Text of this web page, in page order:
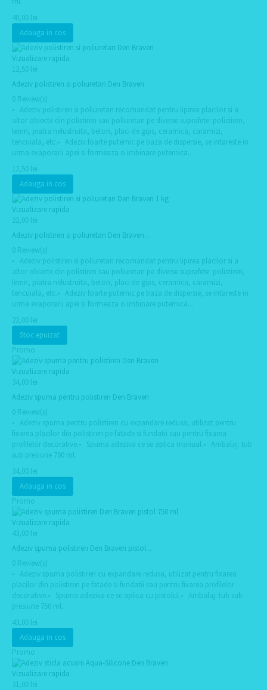
48,00 lei
Adauga in cos
Vizualizare rapida
12,50 lei
Adeziv polistiren si poliuretan Den Braven
0 Review(s)
• Adeziv polistiren si poliuretan recomandat pentru lipirea placilor si a
altor obiecte din polistiren sau poliuretan pe diverse suprafete: polistiren,
lemn, piatra nelustruita, beton, placi de gips, ceramica, caramizi,
tencuiala, etc.• Adeziv foarte puternic pe baza de dispersie, se intareste in
urma evaporarii apei si formeaza o imbinare puternica...
12,50 lei
Adauga in cos
Vizualizare rapida
22,00 lei
Adeziv polistiren si poliuretan Den Braven...
0 Review(s)
• Adeziv polistiren si poliuretan recomandat pentru lipirea placilor si a
altor obiecte din polistiren sau poliuretan pe diverse suprafete: polistiren,
lemn, piatra nelustruita, beton, placi de gips, ceramica, caramizi,
tencuiala, etc.• Adeziv foarte puternic pe baza de dispersie, se intareste in
urma evaporarii apei si formeaza o imbinare puternica...
22,00 lei
Stoc epuizat
Promo
Vizualizare rapida
34,00 lei
Adeziv spuma pentru polistiren Den Braven
0 Review(s)
• Adeziv spuma pentru polistiren cu expandare redusa, utilizat pentru
fixarea placilor din polistiren pe fatade si fundatii sau pentru fixarea
profilelor decorative.• Spuma adeziva ce se aplica manual.• Ambalaj: tub
sub presiune 700 ml.
34,00 lei
Adauga in cos
Promo
Vizualizare rapida
43,00 lei
Adeziv spuma polistiren Den Braven pistol...
0 Review(s)
• Adeziv spuma polistiren cu expandare redusa, utilizat pentru fixarea
placilor din polistiren pe fatade si fundatii sau pentru fixarea profilelor
decorative.• Spuma adeziva ce se aplica cu pistolul.• Ambalaj: tub sub
presiune 750 ml.
43,00 lei
Adauga in cos
Promo
Vizualizare rapida
31,00 lei